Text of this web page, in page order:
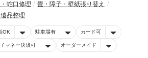
蛇口修理
畳・障子・壁紙張り替え
品整理
OK 駐車場有 カード可
マネー決済可 オーダーメイド